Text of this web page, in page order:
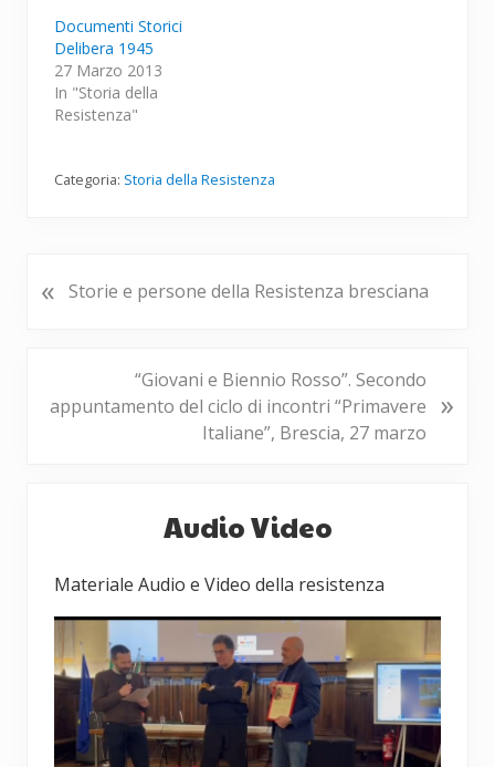
Documenti Storici
Delibera 1945
27 Marzo 2013
In "Storia della
Resistenza"
Categoria: Storia della Resistenza
P
r
« Storie e persone della Resistenza bresciana
o
“Giovani e Biennio Rosso”. Secondo
appuntamento del ciclo di incontri “Primavere
Italiane”, Brescia, 27 marzo
»
primaria
Audio Video
Materiale Audio e Video della resistenza